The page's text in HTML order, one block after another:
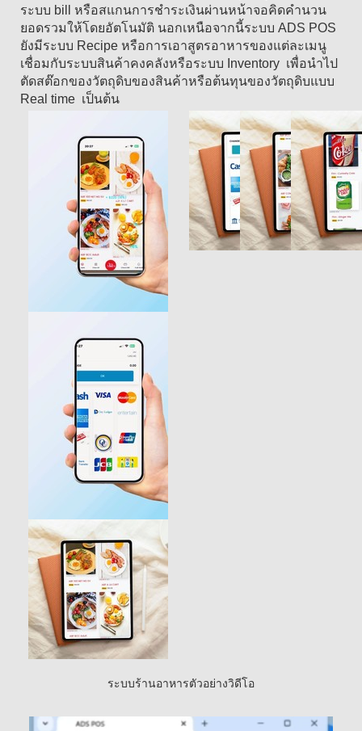
ระบบ bill หรือสแกนการชำระเงินผ่านหน้าจอคิดคำนวน
ยอดรวมให้โดยอัตโนมัติ นอกเหนือจากนี้ระบบ ADS POS
ยังมีระบบ Recipe หรือการเอาสูตรอาหารของแต่ละเมนู
เชื่อมกับระบบสินค้าคงคลังหรือระบบ Inventory เพื่อนำไป
ตัดสต๊อกของวัตถุดิบของสินค้าหรือต้นทุนของวัตถุดิบแบบ
Real time เป็นต้น
ระบบร้านอาหารตัวอย่างวิดีโอ